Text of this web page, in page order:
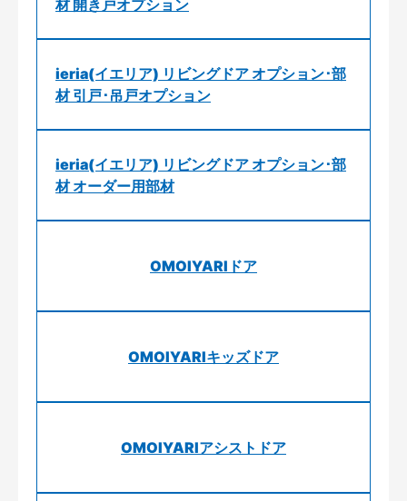
材 開き戸オプション
ieria(イエリア) リビングドア オプション･部
材 引戸･吊戸オプション
ieria(イエリア) リビングドア オプション･部
材 オーダー用部材
OMOIYARIドア
OMOIYARIキッズドア
OMOIYARIアシストドア